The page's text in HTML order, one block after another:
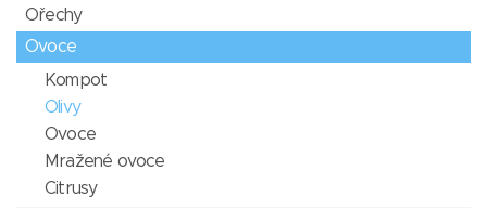
Ořechy
Ovoce
Kompot
Olivy
Ovoce
Mražené ovoce
Citrusy